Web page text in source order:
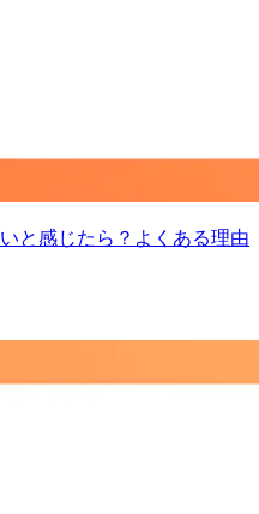
と感じたら？よくある理由